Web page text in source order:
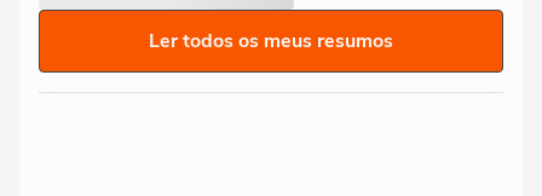
Ler todos os meus resumos